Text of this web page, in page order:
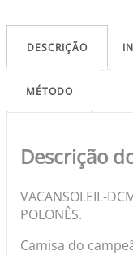
DESCRIÇÃO
MÉTODO
Descrição
VACANSOLEIL-
POLONÊS.
Camisa do